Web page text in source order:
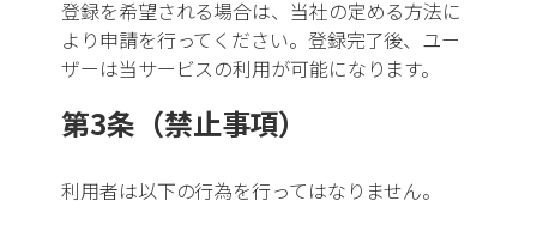
登録を希望される場合は、当社の定める方法に
より申請を行ってください。登録完了後、ユー
ザーは当サービスの利用が可能になります。
第3条（禁止事項）
利用者は以下の行為を行ってはなりません。
木工・家具製造
ガラス・セラミック加